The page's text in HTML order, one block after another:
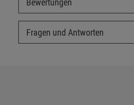
Fragen und Antworten